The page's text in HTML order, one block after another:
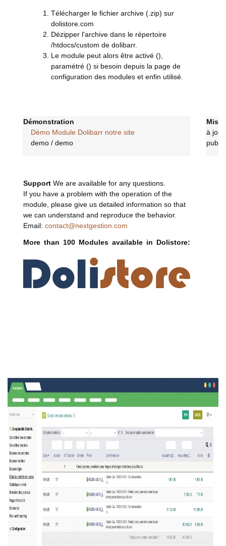
Télécharger le fichier archive (.zip) sur
dolistore.com
Dézipper l'archive dans le répertoire
/htdocs/custom de dolibarr.
Le module peut alors être activé (),
paramétré () si besoin depuis la page de
configuration des modules et enfin utilisé.
Démonstration
Démo Module Dolibarr notre site
demo / demo
à jour
Support We are available for any questions.
If you have a problem with the operation of the
module, please give us detailed information so that
we can understand and reproduce the behavior.
Email: contact@nextgestion.com
More than 100 Modules available in Dolistore: